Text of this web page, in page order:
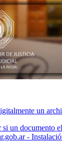
un
un documento
-